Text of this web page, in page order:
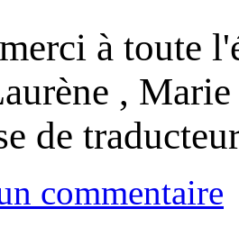
à toute
,
de
commentaire